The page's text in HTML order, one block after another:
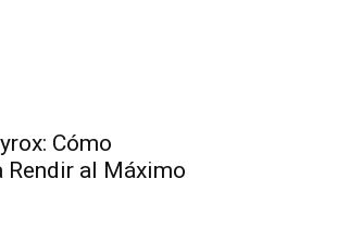
Cómo
al Máximo